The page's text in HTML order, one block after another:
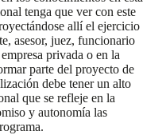
tenga que ver con este
allí el ejercicio
asesor, juez, funcionario
privada o en la
parte del proyecto de
debe tener un alto
que se refleje en la
y autonomía las